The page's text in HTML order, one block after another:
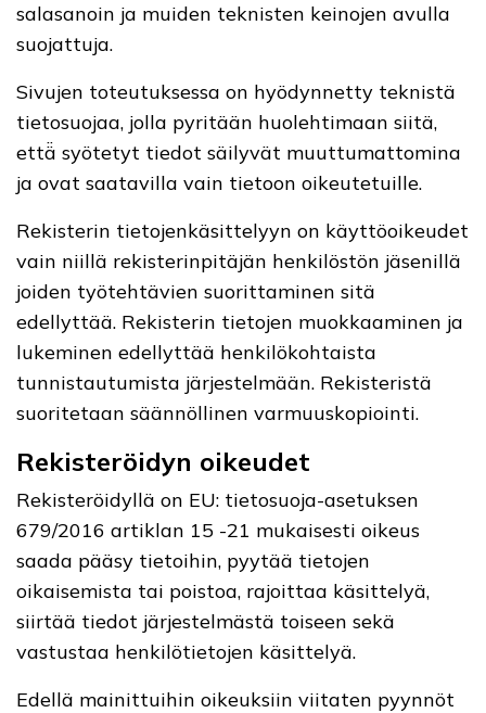
salasanoin ja muiden teknisten keinojen avulla
suojattuja.
Sivujen toteutuksessa on hyödynnetty teknistä
tietosuojaa, jolla pyritään huolehtimaan siitä,
että̈ syötetyt tiedot säilyvät muuttumattomina
ja ovat saatavilla vain tietoon oikeutetuille.
Rekisterin tietojenkäsittelyyn on käyttöoikeudet
vain niillä rekisterinpitäjän henkilöstön jäsenillä
joiden työtehtävien suorittaminen sitä
edellyttää. Rekisterin tietojen muokkaaminen ja
lukeminen edellyttää henkilökohtaista
tunnistautumista järjestelmään. Rekisteristä
suoritetaan säännöllinen varmuuskopiointi.
Rekisteröidyn oikeudet
Rekisteröidyllä on EU: tietosuoja-asetuksen
679/2016 artiklan 15 -21 mukaisesti oikeus
saada pääsy tietoihin, pyytää tietojen
oikaisemista tai poistoa, rajoittaa käsittelyä,
siirtää tiedot järjestelmästä toiseen sekä
vastustaa henkilötietojen käsittelyä.
Edellä mainittuihin oikeuksiin viitaten pyynnöt